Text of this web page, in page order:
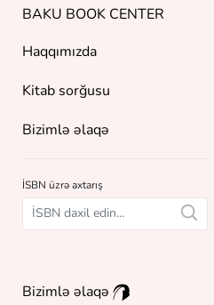
BAKU BOOK CENTER
Haqqımızda
Kitab sorğusu
Bizimlə əlaqə
İSBN üzrə axtarış
Bizimlə əlaqə